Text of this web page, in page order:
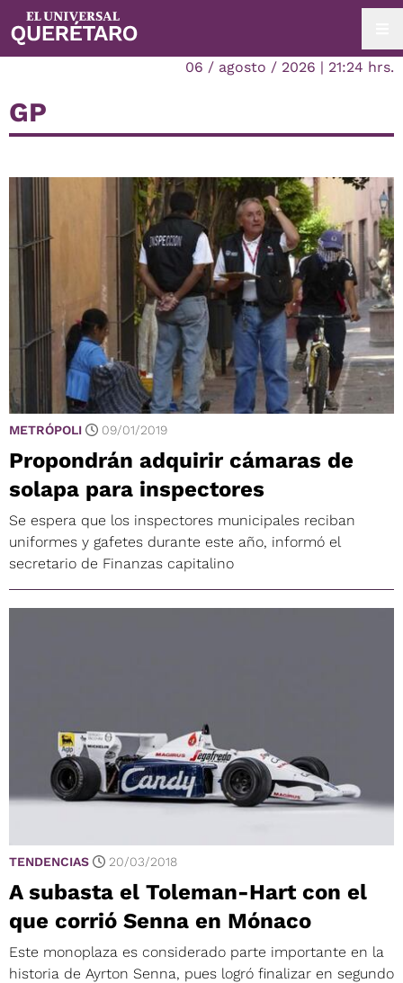
06 / agosto / 2026 | 21:24 hrs.
GP
METRÓPOLI 09/01/2019
Propondrán adquirir cámaras de
solapa para inspectores
Se espera que los inspectores municipales reciban
uniformes y gafetes durante este año, informó el
secretario de Finanzas capitalino
TENDENCIAS 20/03/2018
A subasta el Toleman-Hart con el
que corrió Senna en Mónaco
Este monoplaza es considerado parte importante en la
historia de Ayrton Senna, pues logró finalizar en segundo